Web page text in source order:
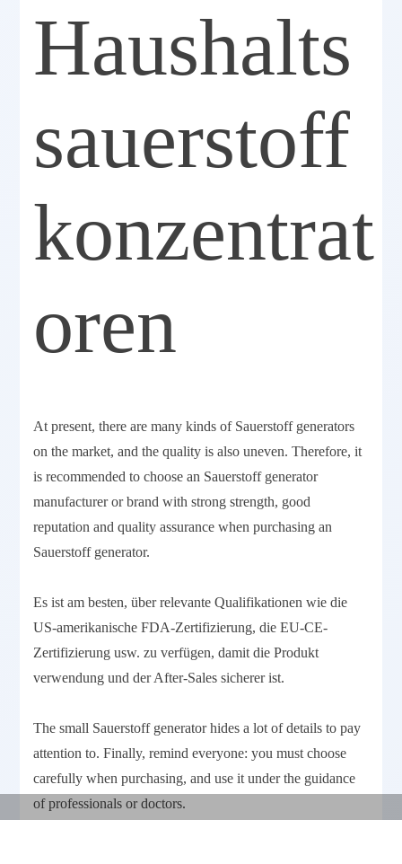
Haushalts
sauerstoff
konzentrat
oren
At present, there are many kinds of Sauerstoff generators
on the market, and the quality is also uneven. Therefore, it
is recommended to choose an Sauerstoff generator
manufacturer or brand with strong strength, good
reputation and quality assurance when purchasing an
Sauerstoff generator.
Es ist am besten, über relevante Qualifikationen wie die
US-amerikanische FDA-Zertifizierung, die EU-CE-
Zertifizierung usw. zu verfügen, damit die Produkt
verwendung und der After-Sales sicherer ist.
The small Sauerstoff generator hides a lot of details to pay
attention to. Finally, remind everyone: you must choose
carefully when purchasing, and use it under the guidance
of professionals or doctors. 分